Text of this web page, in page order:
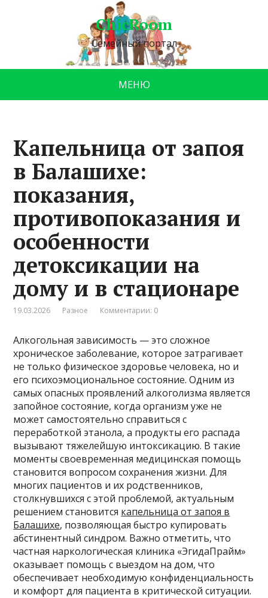
ChicRoom
Семейный портал
МЕНЮ
Капельница от запоя
в Балашихе:
показания,
противопоказания и
особенности
детоксикации на
дому и в стационаре
19.03.2026 Разное Комментарии: 0
Алкогольная зависимость — это сложное
хроническое заболевание, которое затрагивает
не только физическое здоровье человека, но и
его психоэмоциональное состояние. Одним из
самых опасных проявлений алкоголизма является
запойное состояние, когда организм уже не
может самостоятельно справиться с
переработкой этанола, а продукты его распада
вызывают тяжелейшую интоксикацию. В такие
моменты своевременная медицинская помощь
становится вопросом сохранения жизни. Для
многих пациентов и их родственников,
столкнувшихся с этой проблемой, актуальным
решением становится капельница от запоя в
Балашихе, позволяющая быстро купировать
абстинентный синдром. Важно отметить, что
частная наркологическая клиника «ЭгидаПрайм»
оказывает помощь с выездом на дом, что
обеспечивает необходимую конфиденциальность
и комфорт для пациента в критической ситуации.